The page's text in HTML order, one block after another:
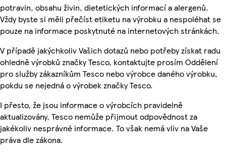
potravin, obsahu živin, dietetických informací a alergenů.
Vždy byste si měli přečíst etiketu na výrobku a nespoléhat se
pouze na informace poskytnuté na internetových stránkách.
V případě jakýchkoliv Vašich dotazů nebo potřeby získat radu
ohledně výrobků značky Tesco, kontaktujte prosím Oddělení
pro služby zákazníkům Tesco nebo výrobce daného výrobku,
pokdu se nejedná o výrobek značky Tesco.
I přesto, že jsou informace o výrobcích pravidelně
aktualizovány, Tesco nemůže přijmout odpovědnost za
jakékoliv nesprávné informace. To však nemá vliv na Vaše
práva dle zákona.